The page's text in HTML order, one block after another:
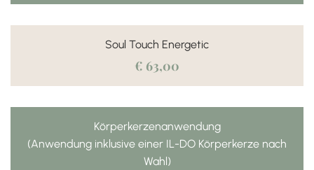
Soul Touch Energetic
€ 63,00
Körperkerzenanwendung
(Anwendung inklusive einer IL-DO Körperkerze nach
Wahl)